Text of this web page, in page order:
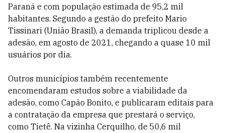
Paraná e com população estimada de 95,2 mil
habitantes. Segundo a gestão do prefeito Mario
Tissinari (União Brasil), a demanda triplicou desde a
adesão, em agosto de 2021, chegando a quase 10 mil
usuários por dia.
Outros municípios também recentemente
encomendaram estudos sobre a viabilidade da
adesão, como Capão Bonito, e publicaram editais para
a contratação da empresa que prestará o serviço,
como Tietê. Na vizinha Cerquilho, de 50,6 mil